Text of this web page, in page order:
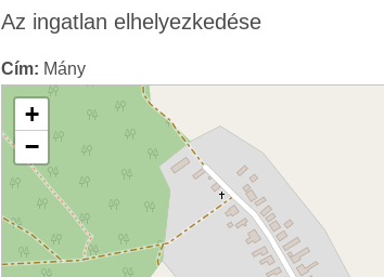
Az ingatlan elhelyezkedése
Cím: Mány
+
−